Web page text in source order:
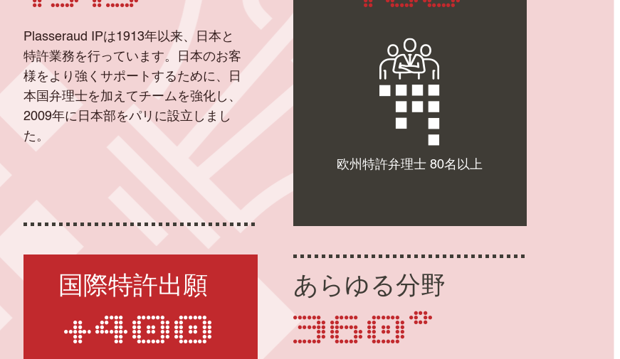
Plasseraud IPは1913年以来、日本と
特許業務を行っています。日本のお客
様をより強くサポートするために、日
本国弁理士を加えてチームを強化し、
2009年に日本部をパリに設立しまし
た。
欧州特許弁理士 80名以上
国際特許出願
+400
あらゆる分野
360°